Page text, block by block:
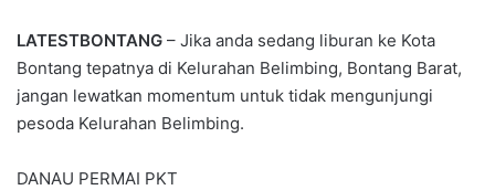
LATESTBONTANG – Jika anda sedang liburan ke Kota
Bontang tepatnya di Kelurahan Belimbing, Bontang Barat,
jangan lewatkan momentum untuk tidak mengunjungi
pesoda Kelurahan Belimbing.
DANAU PERMAI PKT